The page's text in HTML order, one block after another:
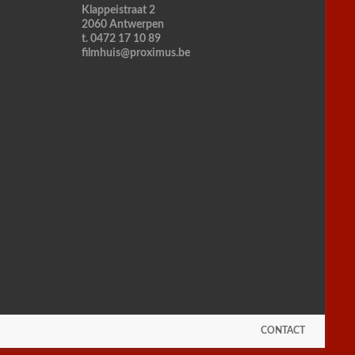
Klappeistraat 2
2060 Antwerpen
t. 0472 17 10 89
filmhuis@proximus.be
CONTACT